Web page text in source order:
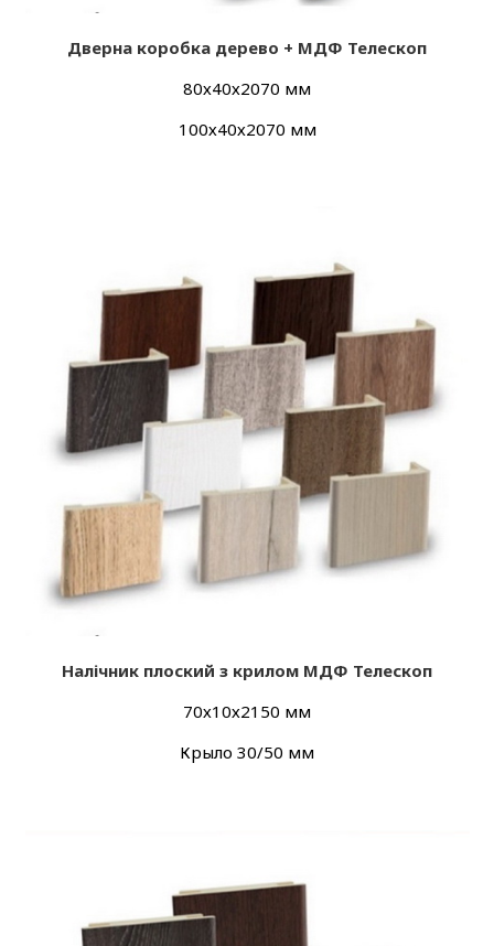
Дверна коробка дерево + МДФ Телескоп
80х40х2070 мм
100х40х2070 мм
Налічник плоский з крилом МДФ Телескоп
70х10х2150 мм
Крыло 30/50 мм